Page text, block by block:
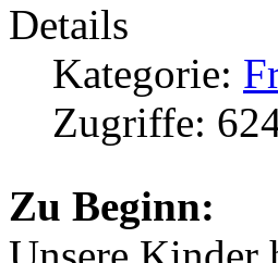
Details
Kategorie:
Zugriffe:
Zu Beginn: